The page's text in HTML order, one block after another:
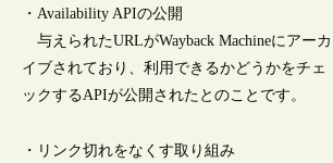
・Availability APIの公開
与えられたURLがWayback Machineにアーカ
イブされており、利用できるかどうかをチェ
ックするAPIが公開されたとのことです。
・リンク切れをなくす取り組み